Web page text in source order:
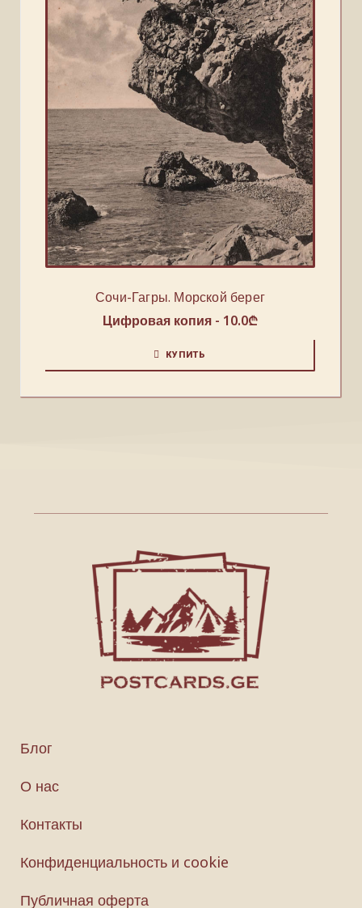
Сочи-Гагры. Морской берег
Цифровая копия - 10.0₾
КУПИТЬ
Блог
О нас
Контакты
Конфиденциальность и cookie
Публичная оферта